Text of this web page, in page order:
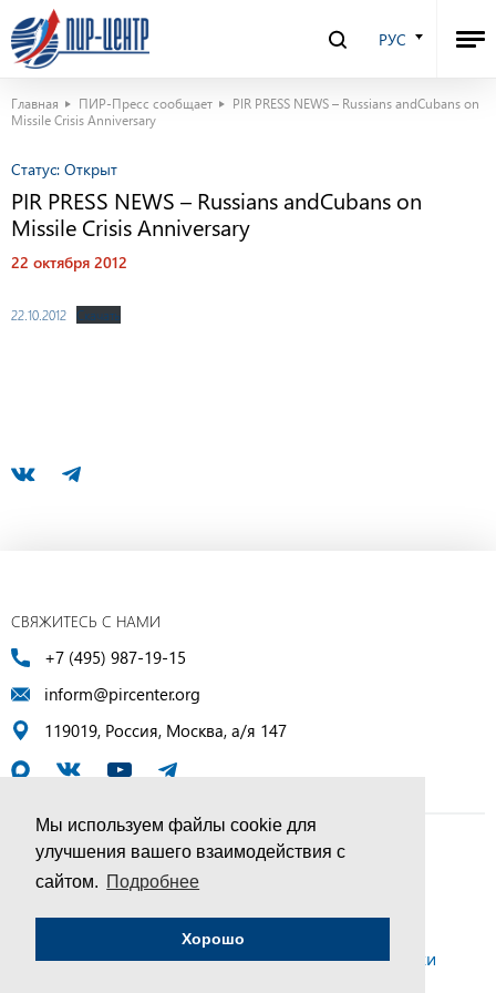
Мы используем файлы cookie для
улучшения вашего взаимодействия с
сайтом. Подробнее
Хорошо
РУС
Главная ПИР-Пресс сообщает
PIR PRESS NEWS – Russians andCubans on
Missile Crisis Anniversary
Статус: Открыт
PIR PRESS NEWS – Russians andCubans on
Missile Crisis Anniversary
22 октября 2012
22.10.2012 Скачать
СВЯЖИТЕСЬ С НАМИ
+7 (495) 987-19-15
inform@pircenter.org
119019, Россия, Москва, а/я 147
© ПИР-Центр, 1994–2025 | Все права защищены
Соглашение об обработке персональных данных
Политика конфиденциальности и условия обработки